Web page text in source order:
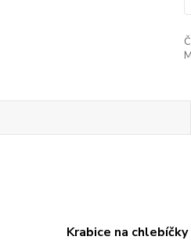
Krabice na